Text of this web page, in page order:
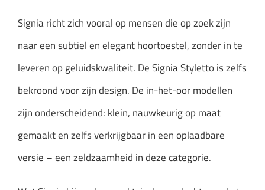
Signia richt zich vooral op mensen die op zoek zijn
naar een subtiel en elegant hoortoestel, zonder in te
leveren op geluidskwaliteit. De Signia Styletto is zelfs
bekroond voor zijn design. De in-het-oor modellen
zijn onderscheidend: klein, nauwkeurig op maat
gemaakt en zelfs verkrijgbaar in een oplaadbare
versie – een zeldzaamheid in deze categorie.